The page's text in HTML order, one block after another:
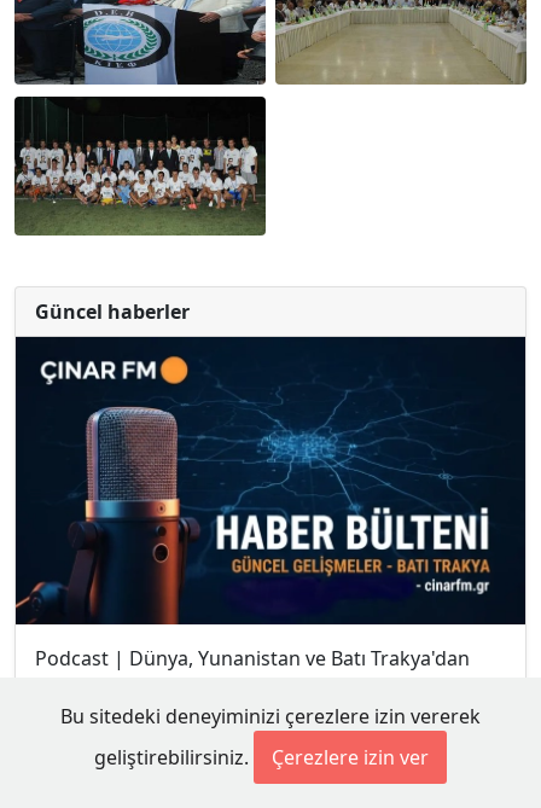
Güncel haberler
Podcast | Dünya, Yunanistan ve Batı Trakya'dan
Avrupa'da Batı Nil virüsü: Yunanistan’da son
haftalarda vakalar artış gösterdi
Bu sitedeki deneyiminizi çerezlere izin vererek
geliştirebilirsiniz.
Çerezlere izin ver